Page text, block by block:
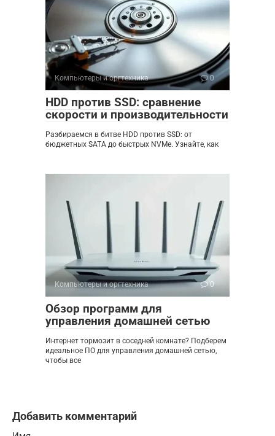
Компьютеры и оргтехника 0
HDD против SSD: сравнение
скорости и производительности
Разбираемся в битве HDD против SSD: от
бюджетных SATA до быстрых NVMe. Узнайте, как
Компьютеры и оргтехника 0
Обзор программ для
управления домашней сетью
Интернет тормозит в соседней комнате? Подберем
идеальное ПО для управления домашней сетью,
чтобы все
Добавить комментарий